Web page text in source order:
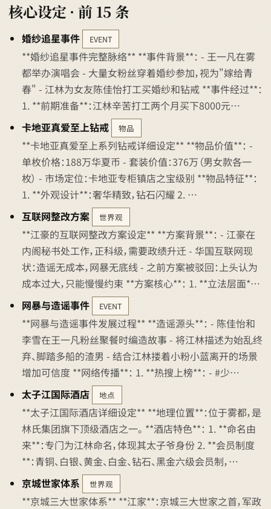
核心设定 · 前 15 条
婚纱追星事件 EVENT
**婚纱追星事件完整脉络** **事件背景**： - 王一凡在雾
都举办演唱会 - 大量女粉丝穿着婚纱参加，视为"嫁给青
春" - 江林为女友陈佳怡打工买婚纱和钻戒 **事件经过**：
1. **前期准备**：江林辛苦打工两个月买下8000元…
卡地亚真爱至上钻戒
物品
**卡地亚真爱至上系列钻戒详细设定** **物品价值**： -
单枚价格：188万华夏币 - 套装价值：376万（男女款各一
枚） - 市场定位：卡地亚专柜镇店之宝级别 **物品特征**：
1. **外观设计**：奢华精致，钻石闪耀 2. …
互联网整改方案
世界观
**江豪的互联网整改方案设定** **方案背景**： - 江豪在
内阁秘书处工作，正科级，需要政绩升迁 - 华国互联网现
状：造谣无成本，网暴无底线 - 之前方案被驳回：上头认为
成本过大，只能慢慢约束 **方案核心**： 1. **立法层面*…
网暴与造谣事件
EVENT
**网暴与造谣事件发展过程** **造谣源头**： - 陈佳怡和
李雪在王一凡粉丝聚餐时编造故事 - 将江林描述为始乱终
弃、脚踏多船的渣男 - 结合江林搂着小粉小蓝离开的场景
增加可信度 **网络传播**： 1. **热搜上榜**： - #少…
太子江国际酒店
地点
**太子江国际酒店详细设定** **地理位置**：位于雾都，是
林氏集团旗下顶级酒店之一。 **酒店特色**： 1. **命名由
来**：专门为江林命名，体现其太子爷身份 2. **会员制度
**：青铜、白银、黄金、白金、钻石、黑金六级会员制，…
京城世家体系
世界观
**京城三大世家体系** **江家**：京城三大世家之首，军政